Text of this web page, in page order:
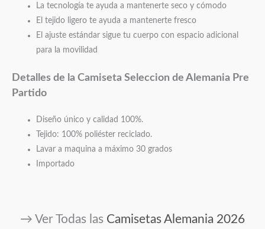
La tecnología te ayuda a mantenerte seco y cómodo
El tejido ligero te ayuda a mantenerte fresco
El ajuste estándar sigue tu cuerpo con espacio adicional
para la movilidad
Detalles de la Camiseta Seleccion de Alemania Pre
Partido
Diseño único y calidad 100%.
Tejido: 100% poliéster reciclado.
Lavar a maquina a máximo 30 grados
Importado
→ Ver Todas las Camisetas Alemania 2026